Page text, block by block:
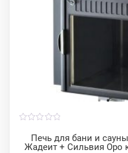
Печь для бани и
Жадеит + Сильвия Оро